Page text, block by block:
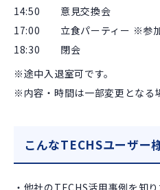
14:50 意見交換会
17:00 立食パーティー ※参
18:30 閉会
※途中入退室可です。
※内容・時間は一部変更となる
こんなTECHSユーザー